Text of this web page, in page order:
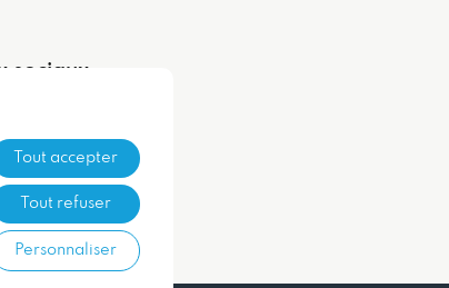
sociaux
Tout accepter
Tout refuser
Personnaliser